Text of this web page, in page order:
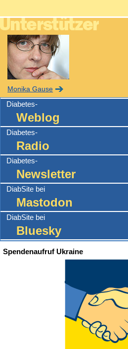
Monika Gause
Diabetes-
Weblog
Diabetes-
Radio
Diabetes-
Newsletter
DiabSite bei
Mastodon
DiabSite bei
Bluesky
Spendenaufruf Ukraine